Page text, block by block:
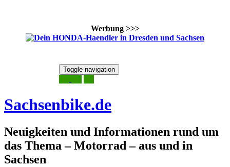
Werbung >>>
Toggle navigation
Sachsenbike.de
Neuigkeiten und Informationen rund um
das Thema – Motorrad – aus und in
Sachsen